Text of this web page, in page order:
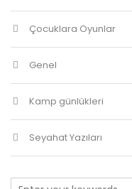
Çocuklara Oyunlar
Genel
Kamp günlükleri
Seyahat Yazıları